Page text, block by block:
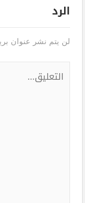
الرد
لن يتم نشر عنوان